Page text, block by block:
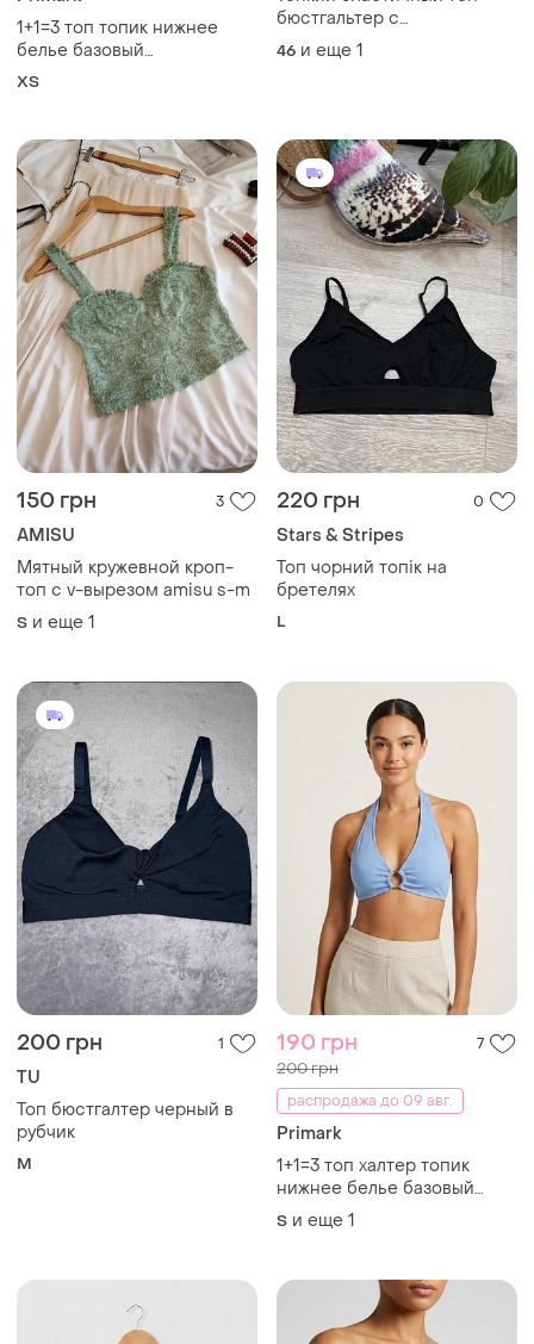
1+1=3 топ топик нижнее
белье базовый
классический primark сток
ХS
бюстгальтер с
формоваными чашками, р
44-46-48
46 и еще 1
150 грн 3
AMISU
Мятный кружевной кроп-
топ с v-вырезом amisu s-m
S и еще 1
220 грн 0
Stars & Stripes
Топ чорний топік на
бретелях
L
200 грн 1
TU
Топ бюстгалтер черный в
рубчик
M
190 грн 7
200 грн
распродажа до 09 авг.
Primark
1+1=3 топ халтер топик
нижнее белье базовый
классический primark сток
S и еще 1